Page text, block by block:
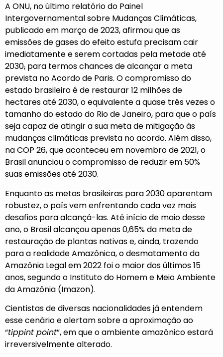
A ONU, no último relatório do Painel
Intergovernamental sobre Mudanças Climáticas,
publicado em março de 2023, afirmou que as
emissões de gases do efeito estufa precisam cair
imediatamente e serem cortadas pela metade até
2030, para termos chances de alcançar a meta
prevista no Acordo de Paris. O compromisso do
estado brasileiro é de restaurar 12 milhões de
hectares até 2030, o equivalente a quase três vezes o
tamanho do estado do Rio de Janeiro, para que o país
seja capaz de atingir a sua meta de mitigação às
mudanças climáticas prevista no acordo. Além disso,
na COP 26, que aconteceu em novembro de 2021, o
Brasil anunciou o compromisso de reduzir em 50%
suas emissões até 2030.
Enquanto as metas brasileiras para 2030 aparentam
robustez, o país vem enfrentando cada vez mais
desafios para alcançá-las. Até início de maio desse
ano, o Brasil alcançou apenas 0,65% da meta de
restauração de plantas nativas e, ainda, trazendo
para a realidade Amazônica, o desmatamento da
Amazônia Legal em 2022 foi o maior dos últimos 15
anos, segundo o Instituto do Homem e Meio Ambiente
da Amazônia (Imazon).
Cientistas de diversas nacionalidades já entendem
esse cenário e alertam sobre a aproximação ao
“tippint point”, em que o ambiente amazônico estará
irreversivelmente alterado.